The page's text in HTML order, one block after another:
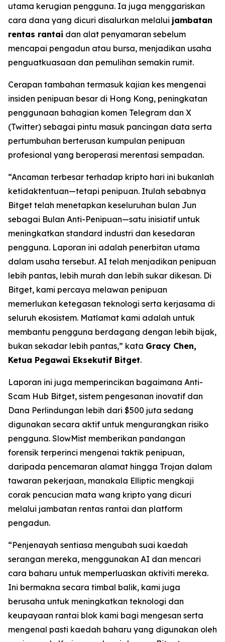
utama kerugian pengguna. Ia juga menggariskan
cara dana yang dicuri disalurkan melalui jambatan
rentas rantai dan alat penyamaran sebelum
mencapai pengadun atau bursa, menjadikan usaha
penguatkuasaan dan pemulihan semakin rumit.
Cerapan tambahan termasuk kajian kes mengenai
insiden penipuan besar di Hong Kong, peningkatan
penggunaan bahagian komen Telegram dan X
(Twitter) sebagai pintu masuk pancingan data serta
pertumbuhan berterusan kumpulan penipuan
profesional yang beroperasi merentasi sempadan.
“Ancaman terbesar terhadap kripto hari ini bukanlah
ketidaktentuan—tetapi penipuan. Itulah sebabnya
Bitget telah menetapkan keseluruhan bulan Jun
sebagai Bulan Anti-Penipuan—satu inisiatif untuk
meningkatkan standard industri dan kesedaran
pengguna. Laporan ini adalah penerbitan utama
dalam usaha tersebut. AI telah menjadikan penipuan
lebih pantas, lebih murah dan lebih sukar dikesan. Di
Bitget, kami percaya melawan penipuan
memerlukan ketegasan teknologi serta kerjasama di
seluruh ekosistem. Matlamat kami adalah untuk
membantu pengguna berdagang dengan lebih bijak,
bukan sekadar lebih pantas,” kata Gracy Chen,
Ketua Pegawai Eksekutif Bitget.
Laporan ini juga memperincikan bagaimana Anti-
Scam Hub Bitget, sistem pengesanan inovatif dan
Dana Perlindungan lebih dari $500 juta sedang
digunakan secara aktif untuk mengurangkan risiko
pengguna. SlowMist memberikan pandangan
forensik terperinci mengenai taktik penipuan,
daripada pencemaran alamat hingga Trojan dalam
tawaran pekerjaan, manakala Elliptic mengkaji
corak pencucian mata wang kripto yang dicuri
melalui jambatan rentas rantai dan platform
pengadun.
“Penjenayah sentiasa mengubah suai kaedah
serangan mereka, menggunakan AI dan mencari
cara baharu untuk memperluaskan aktiviti mereka.
Ini bermakna secara timbal balik, kami juga
berusaha untuk meningkatkan teknologi dan
keupayaan rantai blok kami bagi mengesan serta
mengenal pasti kaedah baharu yang digunakan oleh